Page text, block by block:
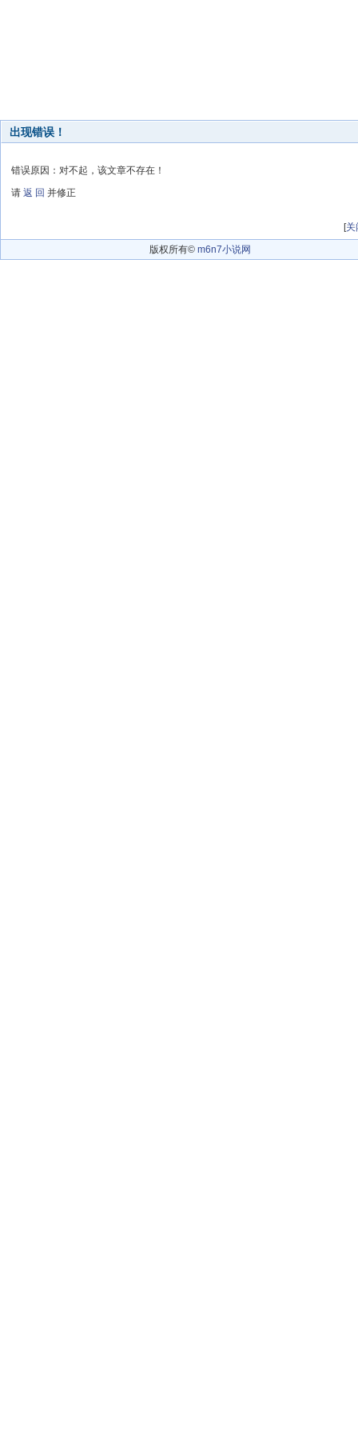
出现错误！
错误原因：对不起，该文章不存在！
请 返 回 并修正
[关
版权所有© m6n7小说网